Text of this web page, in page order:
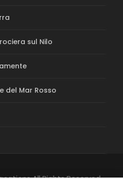
sul Nilo
del Mar Rosso